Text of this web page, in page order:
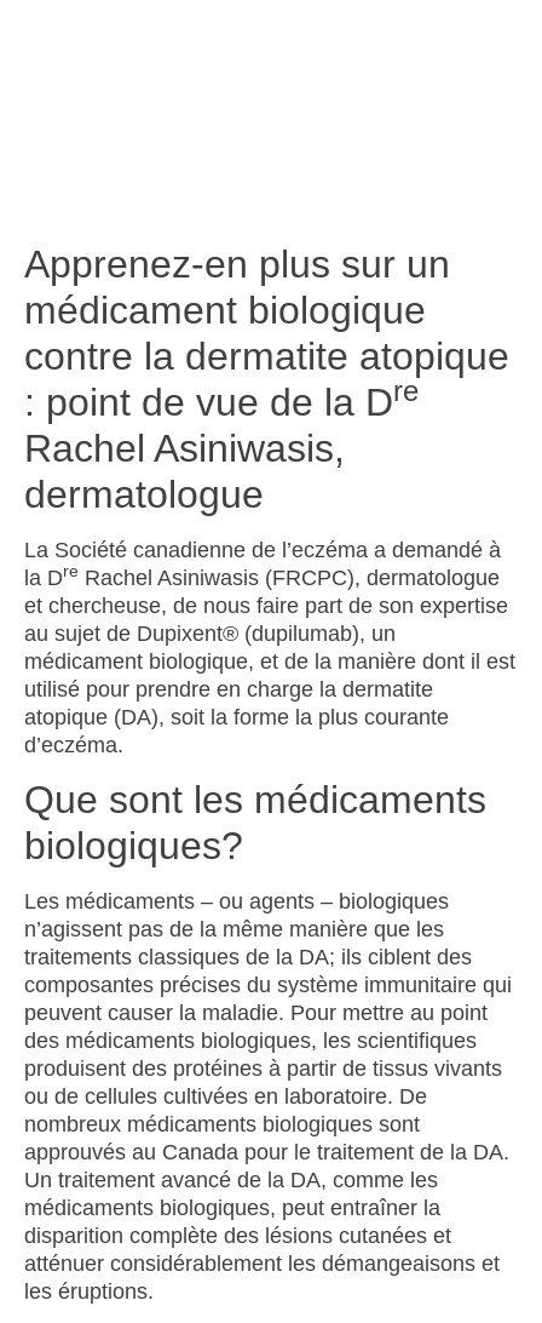
Apprenez-en plus sur un
médicament biologique
contre la dermatite atopique
: point de vue de la Dre
Rachel Asiniwasis,
dermatologue
La Société canadienne de l’eczéma a demandé à
la Dre Rachel Asiniwasis (FRCPC), dermatologue
et chercheuse, de nous faire part de son expertise
au sujet de Dupixent® (dupilumab), un
médicament biologique, et de la manière dont il est
utilisé pour prendre en charge la dermatite
atopique (DA), soit la forme la plus courante
d’eczéma.
Que sont les médicaments
biologiques?
Les médicaments – ou agents – biologiques
n’agissent pas de la même manière que les
traitements classiques de la DA; ils ciblent des
composantes précises du système immunitaire qui
peuvent causer la maladie. Pour mettre au point
des médicaments biologiques, les scientifiques
produisent des protéines à partir de tissus vivants
ou de cellules cultivées en laboratoire. De
nombreux médicaments biologiques sont
approuvés au Canada pour le traitement de la DA.
Un traitement avancé de la DA, comme les
médicaments biologiques, peut entraîner la
disparition complète des lésions cutanées et
atténuer considérablement les démangeaisons et
les éruptions.